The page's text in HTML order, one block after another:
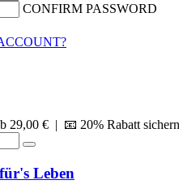
CONFIRM PASSWORD
29,00 € | 📧 20% Rabatt